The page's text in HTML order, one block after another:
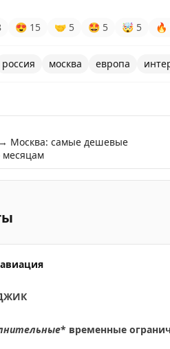
😍 15 🤝 5 🤩 5 🤯 5 🔥
россия москва европа
→ Москва: самые дешевые
месяцам
* временные